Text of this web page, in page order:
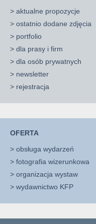
> aktualne propozycje
> ostatnio dodane zdjęcia
> portfolio
> dla prasy i firm
> dla osób prywatnych
> newsletter
> rejestracja
OFERTA
> obsługa wydarzeń
> fotografia wizerunkowa
> organizacja wystaw
> wydawnictwo KFP